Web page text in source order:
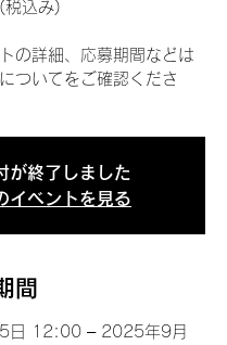
込み)
の詳細、応募期間などは
ついてをご確認くださ
が終了しました
イベントを見る
間
日 12:00 – 2025年9月